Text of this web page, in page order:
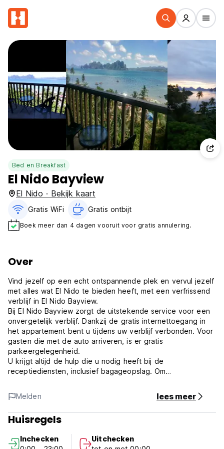
Bed en Breakfast
El Nido Bayview
El Nido · Bekijk kaart
Gratis WiFi Gratis ontbijt‎
Boek meer dan 4 dagen vooruit voor gratis annulering.
Over
Vind jezelf op een echt ontspannende plek en vervul jezelf
met alles wat El Nido te bieden heeft, met een verfrissend
verblijf in El Nido Bayview.
Bij El Nido Bayview zorgt de uitstekende service voor een
onvergetelijk verblijf. Dankzij de gratis internettoegang in
het appartement bent u tijdens uw verblijf verbonden. Voor
gasten die met de auto arriveren, is er gratis
parkeergelegenheid.
U krijgt altijd de hulp die u nodig heeft bij de
receptiediensten, inclusief bagageopslag. Om
toegestaan. Voor gasten die willen roken zijn er speciale
rookruimtes beschikbaar.
Alle kamers van El Nido Bayview zijn zo ontworpen en
ingericht dat de gasten zich meteen thuis voelen.
en in het appartement zijn handdoeken aanwezig.
Melden lees meer
Huisregels
Inchecken
Uitchecken